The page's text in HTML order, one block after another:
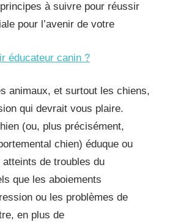
à suivre pour réussir
pour l’avenir de votre
éducateur canin ?
animaux, et surtout les chiens,
qui devrait vous plaire.
(ou, plus précisément,
chien) éduque ou
de troubles du
que les aboiements
ou les problèmes de
en plus de